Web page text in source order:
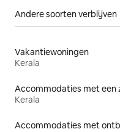
Andere soorten verblijven
Vakantiewoningen
Kerala
Kerala
Accommodaties met